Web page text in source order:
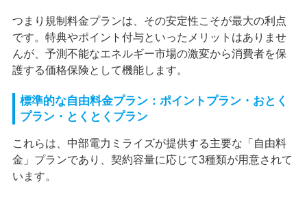
つまり規制料金プランは、その安定性こそが最大の利点
です。特典やポイント付与といったメリットはありませ
んが、予測不能なエネルギー市場の激変から消費者を保
護する価格保険として機能します。
標準的な自由料金プラン：ポイントプラン・おとく
プラン・とくとくプラン
これらは、中部電力ミライズが提供する主要な「自由料
金」プランであり、契約容量に応じて3種類が用意されて
います。